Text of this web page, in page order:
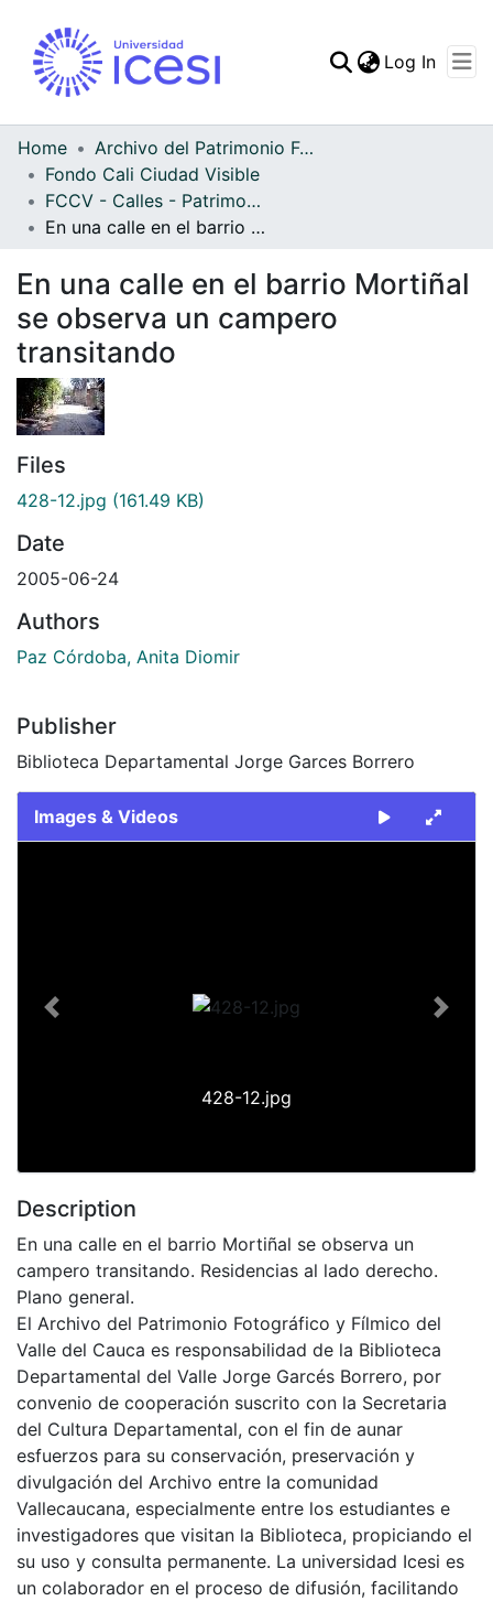
Log In
Home
Archivo del Patrimonio Fotográfico y Fílmico del Valle del Cauca
Fondo Cali Ciudad Visible
FCCV - Calles - Patrimonial
En una calle en el barrio Mortiñal se observa un campero transitando
En una calle en el barrio Mortiñal
se observa un campero
transitando
Files
428-12.jpg (161.49 KB)
Date
2005-06-24
Authors
Paz Córdoba, Anita Diomir
Publisher
Biblioteca Departamental Jorge Garces Borrero
Images & Videos
428-12.jpg
Previous Next
Description
En una calle en el barrio Mortiñal se observa un
campero transitando. Residencias al lado derecho.
Plano general.
El Archivo del Patrimonio Fotográfico y Fílmico del
Valle del Cauca es responsabilidad de la Biblioteca
Departamental del Valle Jorge Garcés Borrero, por
convenio de cooperación suscrito con la Secretaria
del Cultura Departamental, con el fin de aunar
esfuerzos para su conservación, preservación y
divulgación del Archivo entre la comunidad
Vallecaucana, especialmente entre los estudiantes e
investigadores que visitan la Biblioteca, propiciando el
su uso y consulta permanente. La universidad Icesi es
un colaborador en el proceso de difusión, facilitando